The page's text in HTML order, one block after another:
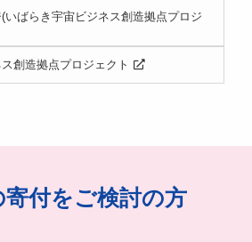
いばらき宇宙ビジネス創造拠点プロジ
創造拠点プロジェクト
付をご検討の方